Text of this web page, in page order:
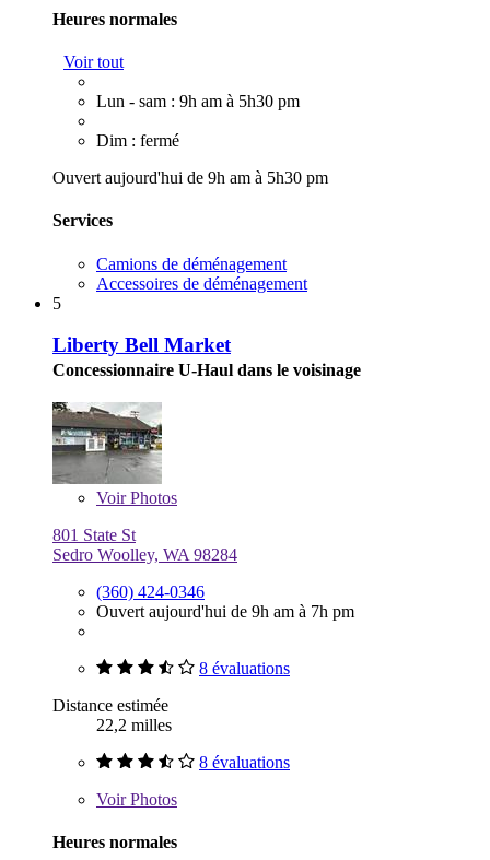
Heures normales
Voir tout
Lun - sam : 9h am à 5h30 pm
Dim : fermé
Ouvert aujourd'hui de 9h am à 5h30 pm
Services
Camions de déménagement
Accessoires de déménagement
5
Liberty Bell Market
Concessionnaire U-Haul dans le voisinage
VoirPhotos
801 State St
Sedro Woolley, WA 98284
(360) 424-0346
Ouvert aujourd'hui de 9h am à 7h pm
8 évaluations
Distance estimée
22,2 milles
8 évaluations
VoirPhotos
Heures normales